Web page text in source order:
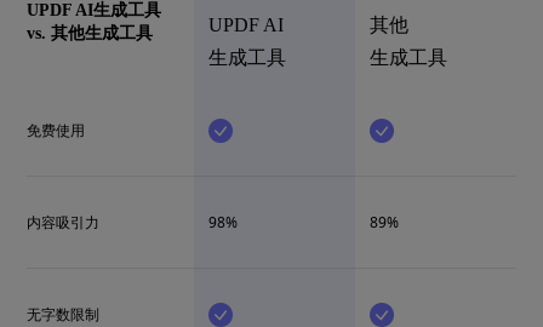
UPDF AI生成工具
vs. 其他生成工具
UPDF AI
生成工具
其他
生成工具
免费使用
内容吸引力 98% 89%
无字数限制